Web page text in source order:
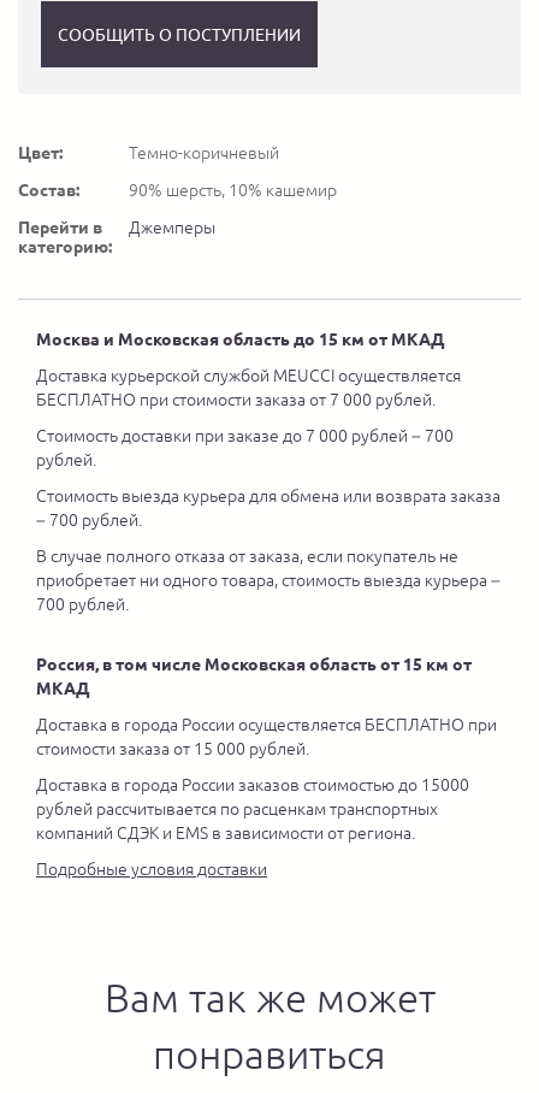
СООБЩИТЬ О ПОСТУПЛЕНИИ
Цвет:
Темно-коричневый
Состав:
90% шерсть, 10% кашемир
Перейти в
категорию:
Джемперы
Москва и Московская область до 15 км от МКАД
Доставка курьерской службой MEUCCI осуществляется
БЕСПЛАТНО при стоимости заказа от 7 000 рублей.
Стоимость доставки при заказе до 7 000 рублей – 700
рублей.
Стоимость выезда курьера для обмена или возврата заказа
– 700 рублей.
В случае полного отказа от заказа, если покупатель не
приобретает ни одного товара, стоимость выезда курьера –
700 рублей.
Россия, в том числе Московская область от 15 км от
МКАД
Доставка в города России осуществляется БЕСПЛАТНО при
стоимости заказа от 15 000 рублей.
Доставка в города России заказов стоимостью до 15000
рублей рассчитывается по расценкам транспортных
компаний СДЭК и EMS в зависимости от региона.
Подробные условия доставки
Вам так же может
понравиться